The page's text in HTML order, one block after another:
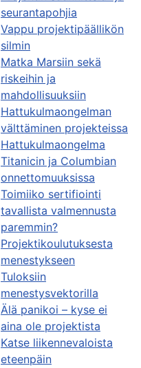
seurantapohjia
Vappu projektipäällikön
silmin
Matka Marsiin sekä
riskeihin ja
mahdollisuuksiin
Hattukulmaongelman
välttäminen projekteissa
Hattukulmaongelma
Titanicin ja Columbian
onnettomuuksissa
Toimiiko sertifiointi
tavallista valmennusta
paremmin?
Projektikoulutuksesta
menestykseen
Tuloksiin
menestysvektorilla
Älä panikoi – kyse ei
aina ole projektista
Katse liikennevaloista
eteenpäin